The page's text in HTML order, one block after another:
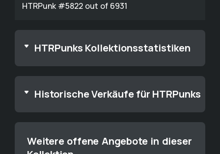
HTRPunk #5822 out of 6931
HTRPunks Kollektionsstatistiken
Historische Verkäufe für HTRPunks
Weitere offene Angebote in dieser